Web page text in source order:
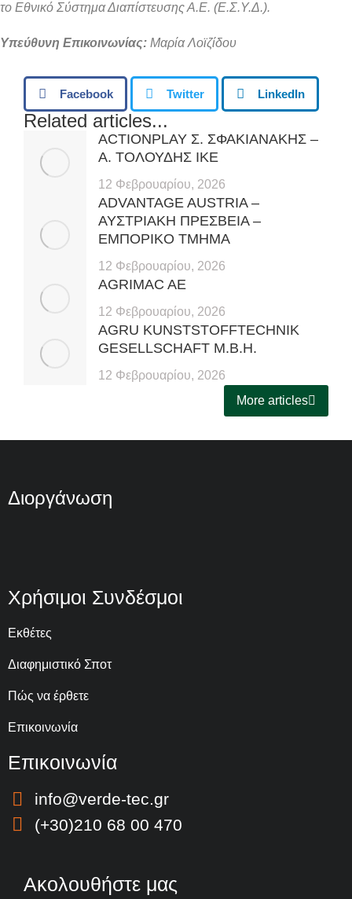
το Εθνικό Σύστημα Διαπίστευσης Α.Ε. (Ε.Σ.Υ.Δ.).
Yπεύθυνη Επικοινωνίας: Μαρία Λοϊζίδου
Facebook Twitter LinkedIn
Related articles...
ACTIONPLAY Σ. ΣΦΑΚΙΑΝΑΚΗΣ –
Α. ΤΟΛΟΥΔΗΣ ΙΚΕ
12 Φεβρουαρίου, 2026
ADVANTAGE AUSTRIA –
ΑΥΣΤΡΙΑΚH ΠΡΕΣΒΕIΑ –
ΕΜΠΟΡΙΚO ΤΜHΜΑ
12 Φεβρουαρίου, 2026
AGRIMAC AE
12 Φεβρουαρίου, 2026
AGRU KUNSTSTOFFTECHNIK
GESELLSCHAFT M.B.H.
12 Φεβρουαρίου, 2026
More articles
Διοργάνωση
Χρήσιμοι Συνδέσμοι
Εκθέτες
Διαφημιστικό Σποτ
Πώς να έρθετε
Επικοινωνία
Επικοινωνία
info@verde-tec.gr
(+30)210 68 00 470
Ακολουθήστε μας